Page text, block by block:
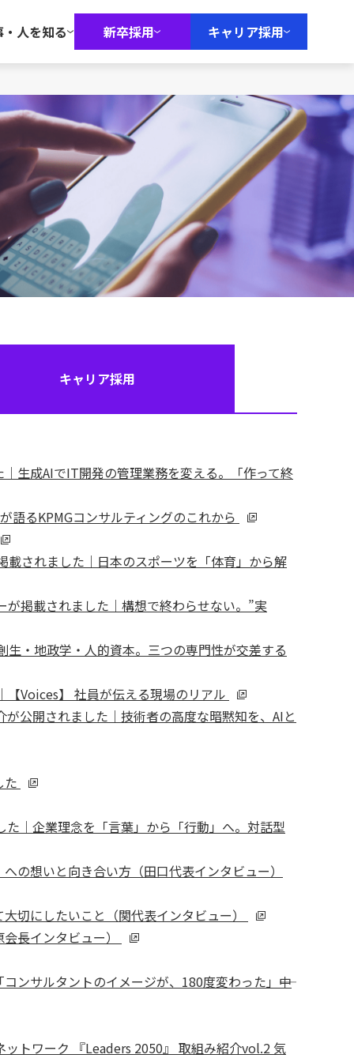
人を知る 新卒採用 キャリア採用
キャリア採用
生成AIでIT開発の管理業務を変える。「作って終
語るKPMGコンサルティングのこれから
載されました｜日本のスポーツを「体育」から解
掲載されました｜構想で終わらせない。”実
・地政学・人的資本。三つの専門性が交差する
Voices】 社員が伝える現場のリアル
公開されました｜技術者の高度な暗黙知を、AIと
た
｜企業理念を「言葉」から「行動」へ。対話型
想いと向き合い方（田口代表インタビュー）
にしたいこと（関代表インタビュー）
長インタビュー）
サルタントのイメージが、180度変わった」――中
トワーク 『Leaders 2050』 取組み紹介vol.2 気